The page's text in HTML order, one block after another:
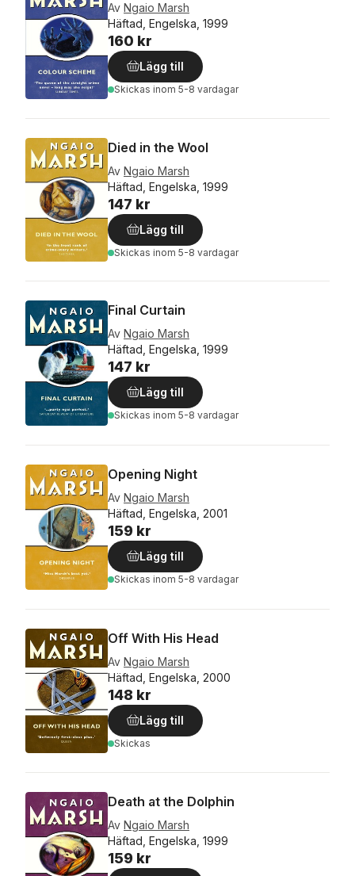
Av Ngaio Marsh
Häftad, Engelska, 1999
160 kr
Lägg till
Skickas inom 5-8 vardagar
Died in the Wool
Av Ngaio Marsh
Häftad, Engelska, 1999
147 kr
Lägg till
Skickas inom 5-8 vardagar
Final Curtain
Av Ngaio Marsh
Häftad, Engelska, 1999
147 kr
Lägg till
Skickas inom 5-8 vardagar
Opening Night
Av Ngaio Marsh
Häftad, Engelska, 2001
159 kr
Lägg till
Skickas inom 5-8 vardagar
Off With His Head
Av Ngaio Marsh
Häftad, Engelska, 2000
148 kr
Lägg till
Skickas
Death at the Dolphin
Av Ngaio Marsh
Häftad, Engelska, 1999
159 kr